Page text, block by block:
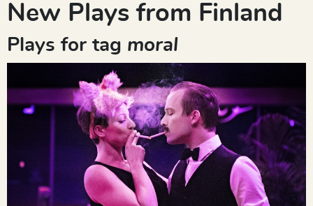
New Plays from Finland
Plays for tag moral